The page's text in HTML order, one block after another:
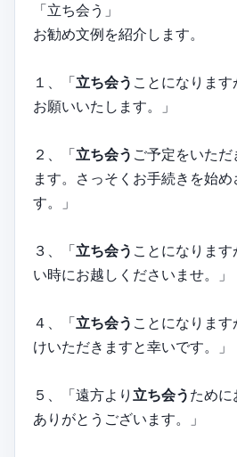
「立ち会う」
お勧め文例を紹介します。
１、「立ち会う ことになります
お願いいたします。」
２、「立ち会う ご予定をいた
ます。さっそくお手続きを始め
す。」
３、「立ち会う ことになりま
い時にお越しくださいませ。」
４、「立ち会う ことになりま
けいただきますと幸いです。」
５、「遠方より 立ち会う ために
ありがとうございます。」